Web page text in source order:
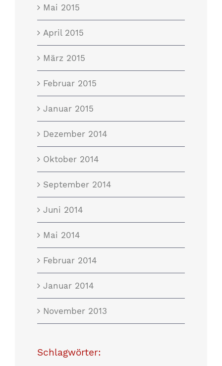
Mai 2015
April 2015
März 2015
Februar 2015
Januar 2015
Dezember 2014
Oktober 2014
September 2014
Juni 2014
Mai 2014
Februar 2014
Januar 2014
November 2013
Schlagwörter: